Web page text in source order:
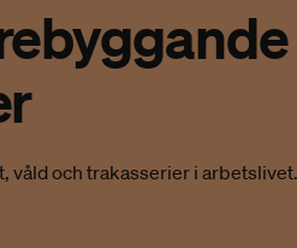
våld och trakasserier i arbetslivet.